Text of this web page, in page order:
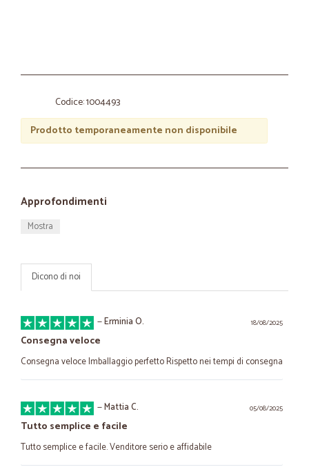
Codice: 1004493
Prodotto temporaneamente non disponibile
Approfondimenti
Mostra
Dicono di noi
18/08/2025
—Erminia O.
Consegna veloce
Consegna veloce Imballaggio perfetto Rispetto nei tempi di consegna
05/08/2025
—Mattia C.
Tutto semplice e facile
Tutto semplice e facile. Venditore serio e affidabile